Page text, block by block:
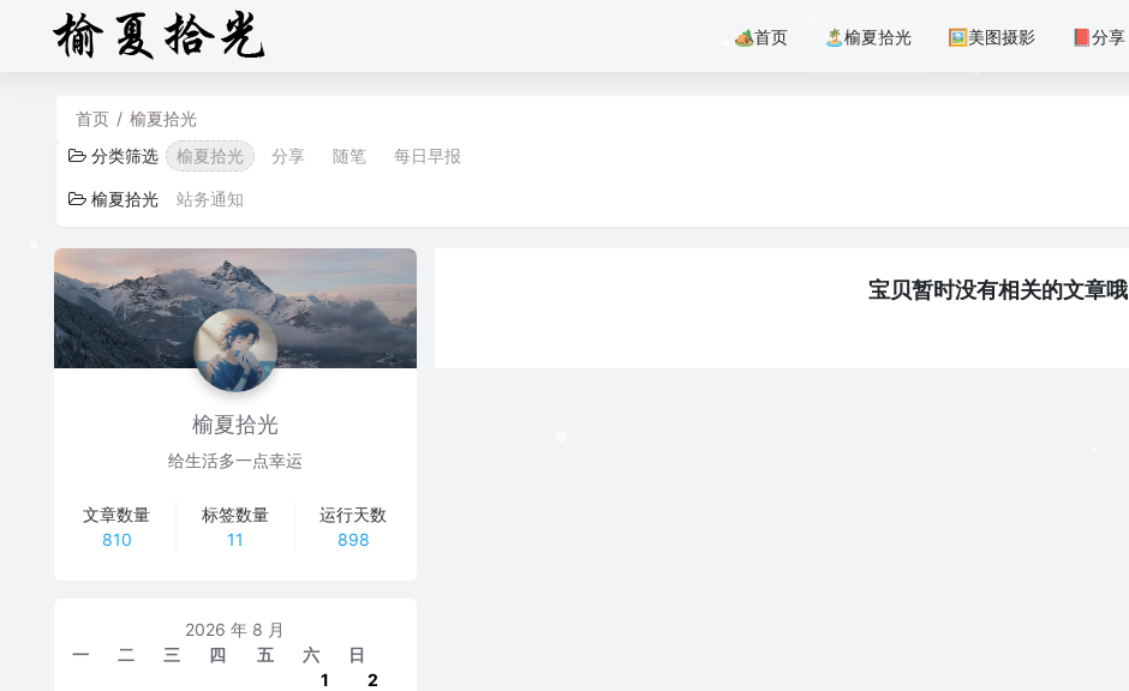
🏕首页 🏝️榆夏拾光 🖼美图摄影 📕分享
首页 / 榆夏拾光
分类筛选
榆夏拾光 分享 随笔 每日早报
榆夏拾光 站务通知
宝贝暂时没有相关的文章哦
榆夏拾光
给生活多一点幸运
文章数量
810
标签数量
11
运行天数
898
2026 年 8 月
一
二 三 四 五 六
日
1
2